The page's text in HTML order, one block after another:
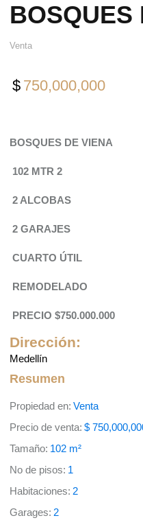
BOSQUES
Venta
$ 750,000,000
BOSQUES DE VIENA
102 MTR 2
2 ALCOBAS
2 GARAJES
CUARTO ÚTIL
REMODELADO
PRECIO $750.000.000
Dirección:
Medellín
Resumen
Propiedad en: Venta
Precio de venta: $
Tamaño: 102 m²
No de pisos: 1
Habitaciones: 2
Garages: 2